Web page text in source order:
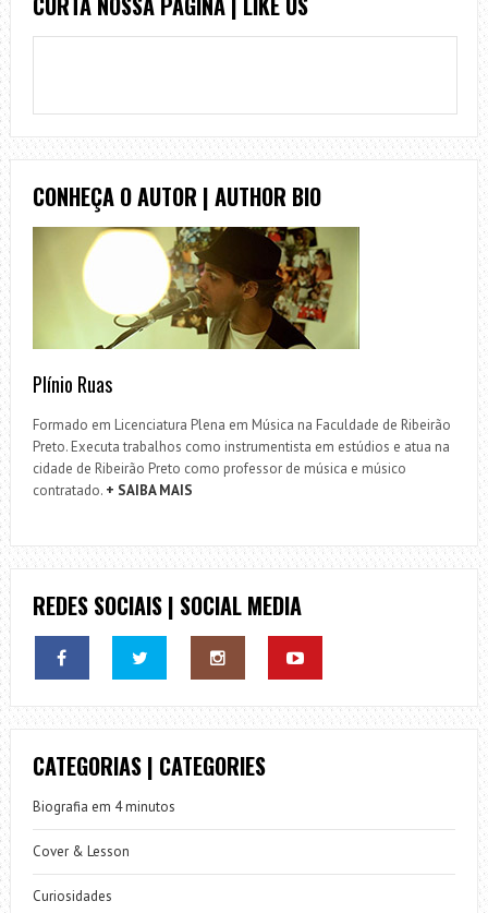
CONHEÇA O AUTOR | AUTHOR BIO
Plínio Ruas
Formado em Licenciatura Plena em Música na Faculdade de Ribeirão
Preto. Executa trabalhos como instrumentista em estúdios e atua na
cidade de Ribeirão Preto como professor de música e músico
contratado. + SAIBA MAIS
REDES SOCIAIS | SOCIAL MEDIA
CATEGORIAS | CATEGORIES
Biografia em 4 minutos
Cover & Lesson
Curiosidades